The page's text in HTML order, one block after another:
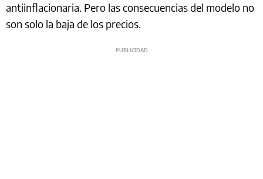
antiinflacionaria. Pero las consecuencias del modelo no
son solo la baja de los precios.